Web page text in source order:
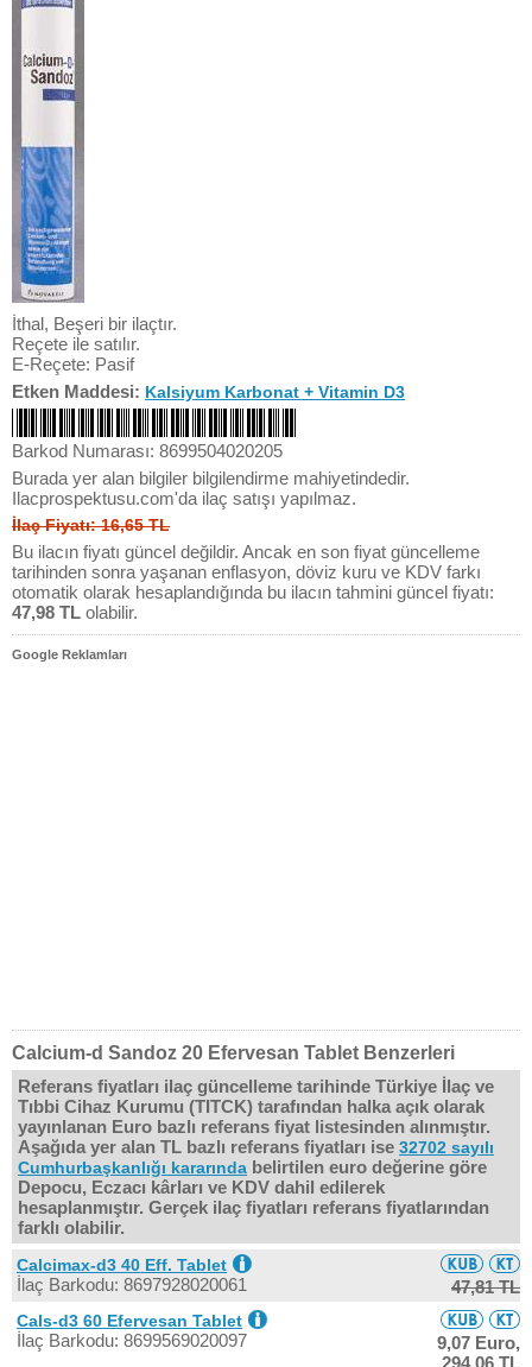
İthal, Beşeri bir ilaçtır.
Reçete ile satılır.
E-Reçete: Pasif
Etken Maddesi: Kalsiyum Karbonat + Vitamin D3
Barkod Numarası: 8699504020205
Burada yer alan bilgiler bilgilendirme mahiyetindedir.
Ilacprospektusu.com'da ilaç satışı yapılmaz.
İlaç Fiyatı: 16,65 TL
Bu ilacın fiyatı güncel değildir. Ancak en son fiyat güncelleme
tarihinden sonra yaşanan enflasyon, döviz kuru ve KDV farkı
otomatik olarak hesaplandığında bu ilacın tahmini güncel fiyatı:
47,98 TL olabilir.
Google Reklamları
Calcium-d Sandoz 20 Efervesan Tablet Benzerleri
Referans fiyatları ilaç güncelleme tarihinde Türkiye İlaç ve
Tıbbi Cihaz Kurumu (TITCK) tarafından halka açık olarak
yayınlanan Euro bazlı referans fiyat listesinden alınmıştır.
Aşağıda yer alan TL bazlı referans fiyatları ise 32702 sayılı
Cumhurbaşkanlığı kararında belirtilen euro değerine göre
Depocu, Eczacı kârları ve KDV dahil edilerek
hesaplanmıştır. Gerçek ilaç fiyatları referans fiyatlarından
farklı olabilir.
Calcimax-d3 40 Eff. Tablet
İlaç Barkodu: 8697928020061 47,81 TL
Cals-d3 60 Efervesan Tablet
İlaç Barkodu: 8699569020097
9,07 Euro,
294,06 TL